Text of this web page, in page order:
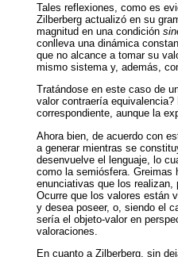
Tales reflexiones, como es
Zilberberg actualizó en su
magnitud en una condición
conlleva una dinámica
que no alcance a tomar su
mismo sistema y, además,
Tratándose en este caso de
valor contraería
correspondiente, aunque la
Ahora bien, de acuerdo con
a generar mientras se
desenvuelve el lenguaje, lo
como la semiósfera. Greimas
enunciativas que los realizan,
Ocurre que los valores están
y desea poseer, o, siendo el
sería el objeto-valor en
valoraciones.
En cuanto a Zilberberg, sin